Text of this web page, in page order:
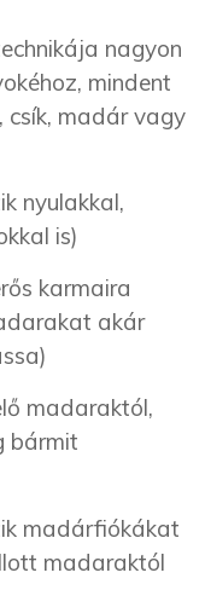
nagyon
mindent
csík, madár vagy
nyulakkal,
is)
karmaira
akár
madaraktól,
bármit
madárfiókákat
madaraktól